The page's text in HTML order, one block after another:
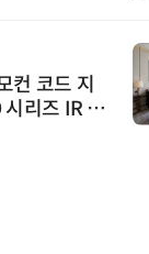
가능성'…
세미나 페